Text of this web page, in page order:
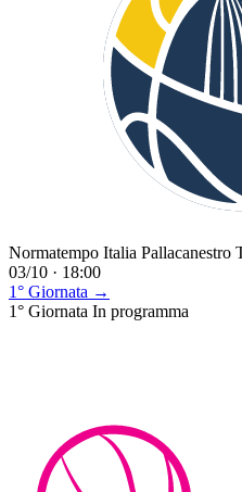
Normatempo Italia Pallacanestro
03/10 · 18:00
1° Giornata →
1° Giornata In programma